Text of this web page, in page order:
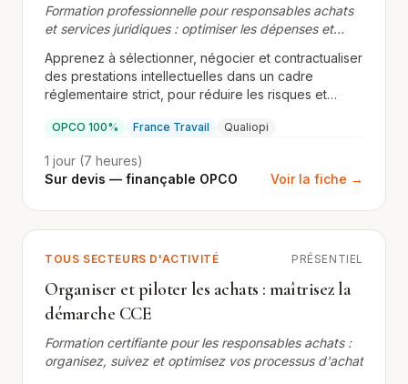
Formation professionnelle pour responsables achats
et services juridiques : optimiser les dépenses et
Apprenez à sélectionner, négocier et contractualiser
des prestations intellectuelles dans un cadre
réglementaire strict, pour réduire les risques et
OPCO 100% France Travail Qualiopi
1 jour (7 heures)
Sur devis — finançable OPCO
Voir la fiche →
TOUS SECTEURS D'ACTIVITÉ PRÉSENTIEL
Organiser et piloter les achats : maîtrisez la
démarche CCE
Formation certifiante pour les responsables achats :
organisez, suivez et optimisez vos processus d'achat